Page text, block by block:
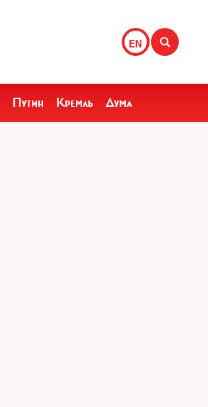
EN
Путин Кремль Дума